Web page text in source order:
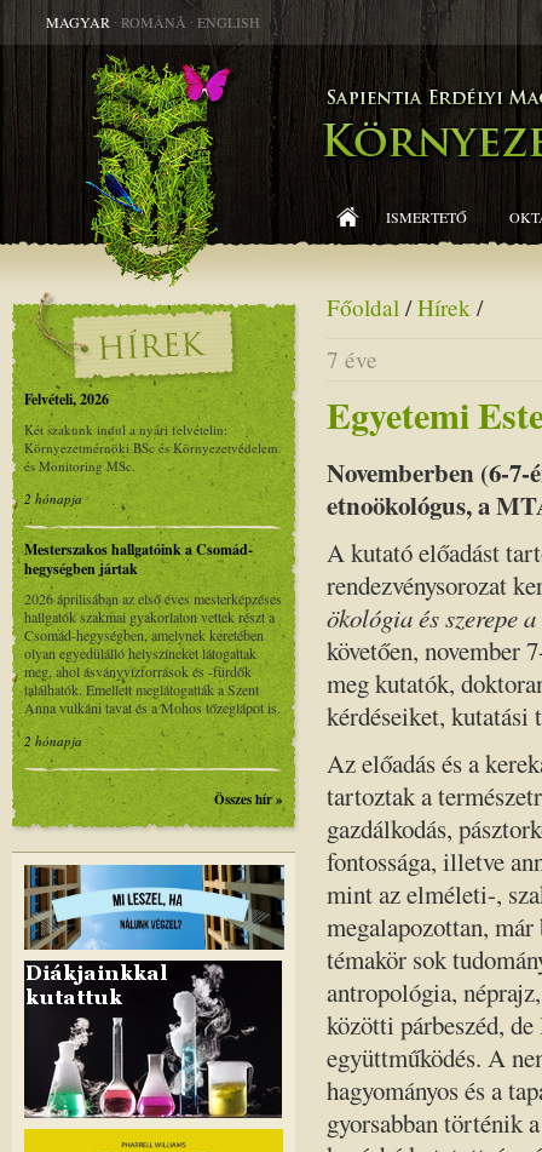
ISMERTETŐ
MAGYAR ∙ROMÂNĂ ∙ENGLISH
Főoldal /Hírek /
7 éve
Egyetemi
Novemberben (6-
etnoökológus, a
A kutató előadást
rendezvénysorozat
ökológia és szerepe
követően, november
meg kutatók,
kérdéseiket, kutatási
Az előadás és a
tartoztak a
gazdálkodás,
fontossága, illetve
mint az elméleti-,
megalapozottan,
témakör sok
antropológia,
közötti párbeszéd,
együttműködés. A
hagyományos és a
gyorsabban történik
Felvételi, 2026
Két szakunk indul a nyári felvételin:
Környezetmérnöki BSc és Környezetvédelem
és Monitoring MSc.
2 hónapja
Mesterszakos hallgatóink a Csomád-
hegységben jártak
2026 áprilisában az első éves mesterképzéses
hallgatók szakmai gyakorlaton vettek részt a
Csomád-hegységben, amelynek keretében
olyan egyedülálló helyszíneket látogattak
meg, ahol ásványvízforrások és -fürdők
találhatók. Emellett meglátogatták a Szent
Anna vulkáni tavat és a Mohos tőzeglápot is.
2 hónapja
Összes hír »